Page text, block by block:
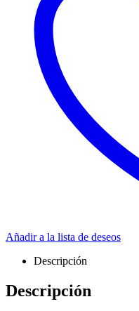
Añadir a la lista de deseos
Descripción
Descripción